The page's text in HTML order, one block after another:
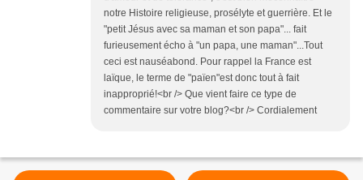
notre Histoire religieuse, prosélyte et guerrière. Et le
"petit Jésus avec sa maman et son papa"... fait
furieusement écho à "un papa, une maman"...Tout
ceci est nauséabond. Pour rappel la France est
laïque, le terme de "païen"est donc tout à fait
inapproprié!<br /> Que vient faire ce type de
commentaire sur votre blog?<br /> Cordialement